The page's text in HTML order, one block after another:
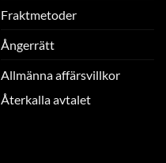
Fraktmetoder
Ångerrätt
Allmänna affärsvillkor
Återkalla avtalet